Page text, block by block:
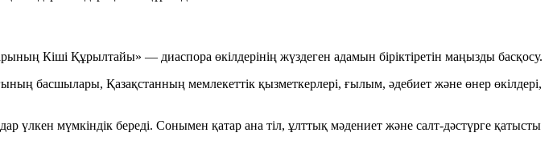
Кіші Құрылтайы» — диаспора өкілдерінің жүздеген адамын біріктіретін маңызды басқосу.
басшылары, Қазақстанның мемлекеттік қызметкерлері, ғылым, әдебиет және өнер өкілдері,
мүмкіндік береді. Сонымен қатар ана тіл, ұлттық мәдениет және салт-дәстүрге қатысты